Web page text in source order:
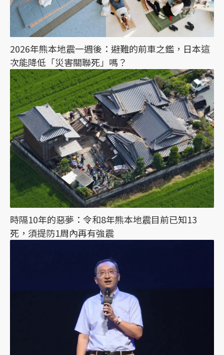
2026年熊本地震一週後：避難的前車之鑑，日本這
次能降低「災害關聯死」嗎？
時隔10年的惡夢：令和8年熊本地震目前已知13
死，須提防1周內再有強震